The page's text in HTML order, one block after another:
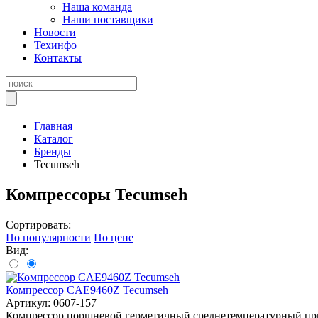
Наша команда
Наши поставщики
Новости
Техинфо
Контакты
Главная
Каталог
Бренды
Tecumseh
Компрессоры Tecumseh
Сортировать:
По популярности По цене
Вид:
Компрессор CAE9460Z Tecumseh
Артикул: 0607-157
Компрессор поршневой герметичный среднетемпературный